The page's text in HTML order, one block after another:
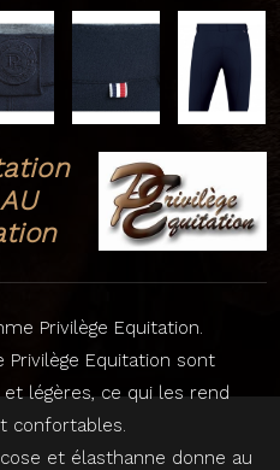
Privilège Equitation.
Privilège Equitation sont
légères, ce qui les rend
confortables.
et élasthanne donne au